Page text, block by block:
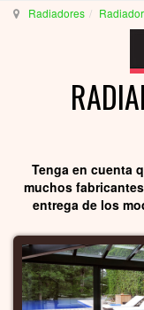
Radiadores
Tenga en cuenta
muchos
entrega de los